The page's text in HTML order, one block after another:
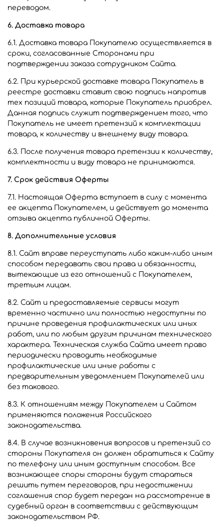
переводом.
6. Доставка товара
6.1. Доставка товара Покупателю осуществляется в
сроки, согласованные Сторонами при
подтверждении заказа сотрудником Сайта.
6.2. При курьерской доставке товара Покупатель в
реестре доставки ставит свою подпись напротив
тех позиций товара, которые Покупатель приобрел.
Данная подпись служит подтверждением того, что
Покупатель не имеет претензий к комплектации
товара, к количеству и внешнему виду товара.
6.3. После получения товара претензии к количеству,
комплектности и виду товара не принимаются.
7. Срок действия Оферты
7.1. Настоящая Оферта вступает в силу с момента
ее акцепта Покупателем, и действует до момента
отзыва акцепта публичной Оферты.
8. Дополнительные условия
8.1. Сайт вправе переуступать либо каким-либо иным
способом передавать свои права и обязанности,
вытекающие из его отношений с Покупателем,
третьим лицам.
8.2. Сайт и предоставляемые сервисы могут
временно частично или полностью недоступны по
причине проведения профилактических или иных
работ, или по любым другим причинам технического
характера. Техническая служба Сайта имеет право
периодически проводить необходимые
профилактические или иные работы с
предварительным уведомлением Покупателей или
без такового.
8.3. К отношениям между Покупателем и Сайтом
применяются положения Российского
законодательства.
8.4. В случае возникновения вопросов и претензий со
стороны Покупателя он должен обратиться к Сайту
по телефону или иным доступным способом. Все
возникающее споры стороны будут стараться
решить путем переговоров, при недостижении
соглашения спор будет передан на рассмотрение в
судебный орган в соответствии с действующим
законодательством РФ.